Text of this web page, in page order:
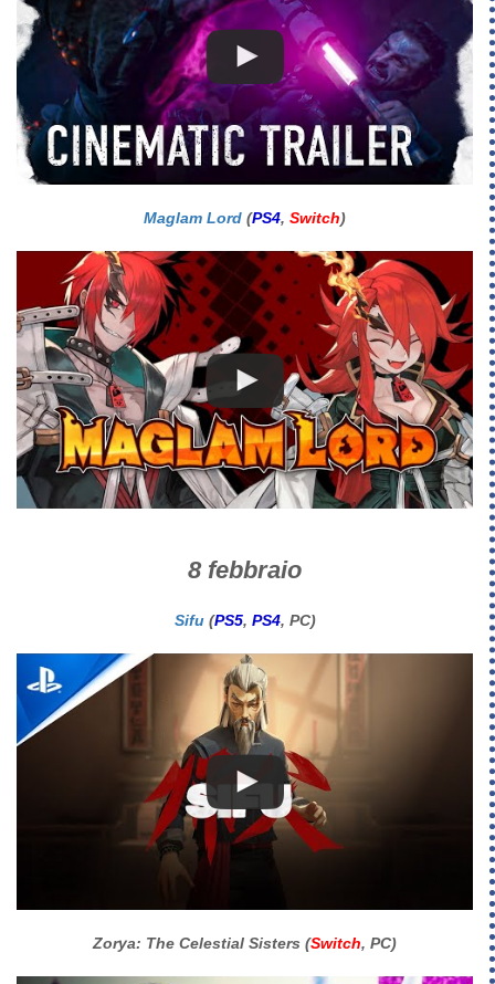
Maglam Lord (PS4, Switch)
8 febbraio
Sifu(PS5, PS4, PC)
Zorya: The Celestial Sisters (Switch, PC)